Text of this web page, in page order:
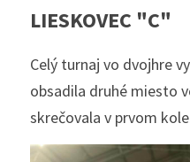
LIESKOVEC "C"
Celý turnaj vo dvojhre
obsadila druhé miesto
skrečovala v prvom